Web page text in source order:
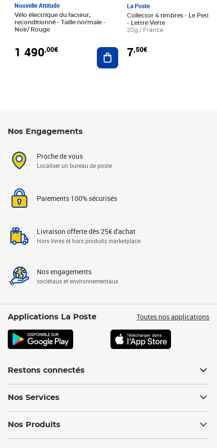
Nouvelle Attitude
Vélo électrique du facteur,
reconditionné - Taille normale -
Noir/ Rouge
1 490,00€ Ajouter au panier
La Poste
Collector 4 timbres - Le Petit
- Lettre Verte
20g / France
7,50€
Nos Engagements
Proche de vous
Localiser un bureau de poste
Paiements 100% sécurisés
Livraison offerte dès 25€ d'achat
Hors livres et hors produits marketplace
Nos engagements
sociétaux et environnementaux
Applications La Poste Toutes nos applications
Restons connectés
Nos Services
Nos Produits